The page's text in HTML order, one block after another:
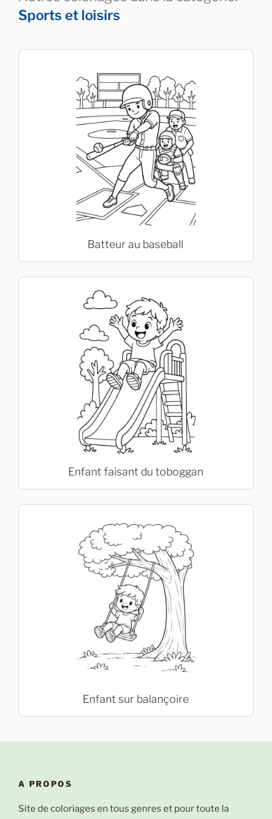
Sports et loisirs
Batteur au baseball
Enfant faisant du toboggan
Enfant sur balançoire
A PROPOS
Site de coloriages en tous genres et pour toute la